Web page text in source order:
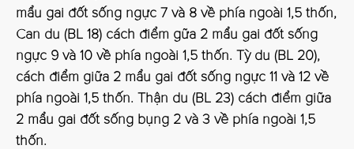
mẩu gai đốt sống ngực 7 và 8 về phía ngoài 1,5 thốn,
Can du (BL 18) cách điểm gữa 2 mẩu gai đốt sống
ngực 9 và 10 về phía ngoài 1,5 thốn. Tỳ du (BL 20),
cách điểm giữa 2 mẩu gai đốt sống ngực 11 và 12 về
phía ngoài 1,5 thốn. Thận du (BL 23) cách điểm giữa
2 mẩu gai đốt sống bụng 2 và 3 về phía ngoài 1,5
thốn.